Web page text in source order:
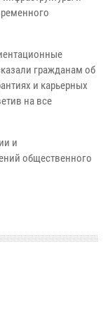
гражданам об
и карьерных
на все
и
общественного